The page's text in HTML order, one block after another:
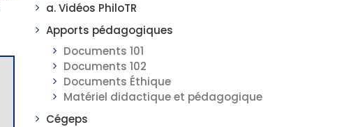
a. Vidéos PhiloTR
Apports pédagogiques
Documents 101
Documents 102
Documents Éthique
Matériel didactique et pédagogique
Cégeps